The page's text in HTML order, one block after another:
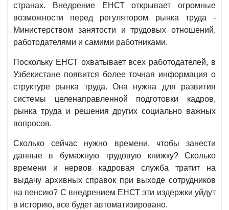
странах. Внедрение ЕНСТ открывает огромные
возможности перед регулятором рынка труда -
Министерством занятости и трудовых отношений,
работодателями и самими работниками.
Поскольку ЕНСТ охватывает всех работодателей, в
Узбекистане появится более точная информация о
структуре рынка труда. Она нужна для развития
системы целенаправленной подготовки кадров,
рынка труда и решения других социально важных
вопросов.
Сколько сейчас нужно времени, чтобы занести
данные в бумажную трудовую книжку? Сколько
времени и нервов кадровая служба тратит на
выдачу архивных справок при выходе сотрудников
на пенсию? С внедрением ЕНСТ эти издержки уйдут
в историю, все будет автоматизировано.